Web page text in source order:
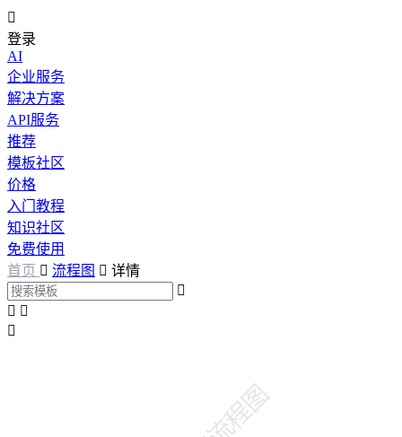

登录
AI
企业服务
解决方案
API服务
推荐
模板社区
价格
入门教程
知识社区
免费使用
首页  流程图  详情

 
